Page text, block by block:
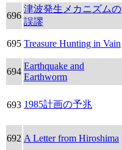
696
津波発生メカニズムの
誤謬
695 Treasure Hunting in Vain
694
Earthquake and
Earthworm
693 1985計画の予兆
692 A Letter from Hiroshima